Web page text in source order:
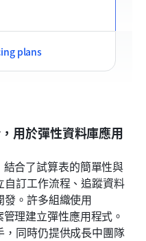
plans
用於彈性資料庫應用
合了試算表的簡單性與
訂工作流程、追蹤資料
。許多組織使用
理建立彈性應用程式。
同時仍提供成長中團隊